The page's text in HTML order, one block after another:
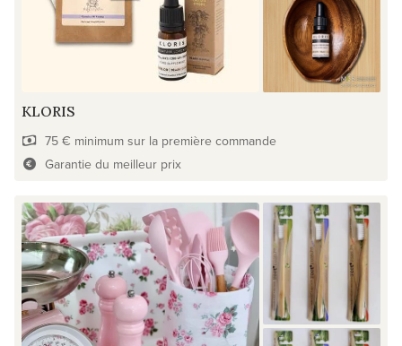
KLORIS
75 € minimum sur la première commande
Garantie du meilleur prix